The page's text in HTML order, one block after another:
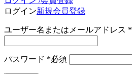
ログイン新規会員登録
ユーザー名またはメールアドレス *
パスワード *必須